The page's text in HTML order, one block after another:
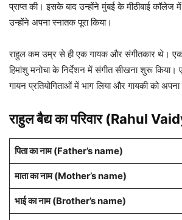
प्राप्त की। इसके बाद उन्होंने मुंबई के मीठीबाई कॉलेज में
उन्होंने अपना स्नातक पूरा किया।
राहुल कम उम्र से ही एक गायक और संगीतकार थे।
हिमांशु मनोचा के निर्देशन में संगीत सीखना शुरू
गायन प्रतियोगिताओं में भाग लिया और गायकी को अपना
राहुल बैद्य का परिवार (Rahul
पिता का नाम (Father’s name)
माता का नाम (Mother’s name)
भाई का नाम (Brother’s name)